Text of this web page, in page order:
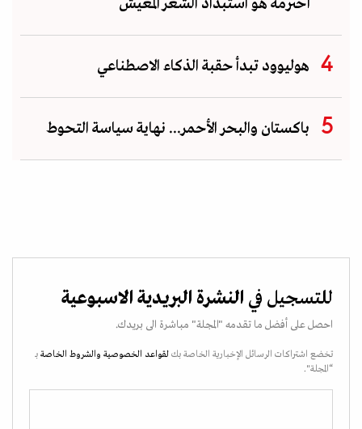
أحترمه هو استبداد الشعر المعيش
هوليوود تبدأ حقبة الذكاء الاصطناعي
باكستان والبحر الأحمر... نهاية سياسة التحوط
للتسجيل في النشرة البريدية الاسبوعية
احصل على أفضل ما تقدمه "المجلة" مباشرة الى بريدك.
تخضع اشتراكات الرسائل الإخبارية الخاصة بك لقواعد الخصوصية والشروط الخاصة بـ
“المجلة".